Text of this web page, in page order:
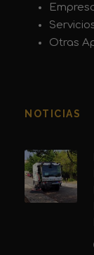
Otras
NOTICIAS